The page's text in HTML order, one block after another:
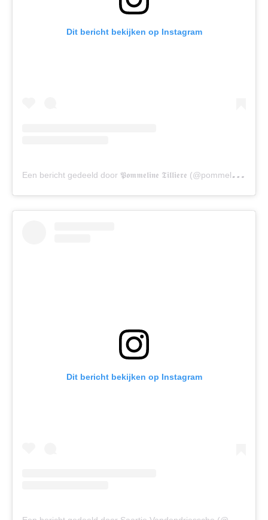
Dit bericht bekijken op Instagram
E
en bericht gedeeld door 𝕻𝖔𝖒𝖒𝖊𝖑𝖎𝖓𝖊 𝕿𝖎𝖑𝖑𝖎𝖊𝖗𝖊 (@pommelinetilliere)
Dit bericht bekijken op Instagram